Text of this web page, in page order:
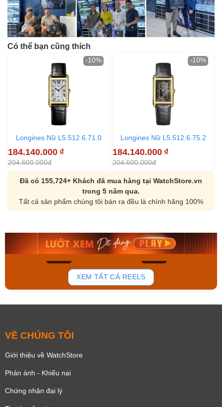
Có thể bạn cũng thích
Longines Nữ L5.512.6.71.0
184.140.000 ₫
204.600.000đ
-10%
Longines Nữ L5.512.6.75.2
184.140.000 ₫
204.600.000đ
-10%
Đã có 155,724+ Khách đã mua hàng tại WatchStore.vn
trong 5 năm qua.
Tất cả sản phẩm chúng tôi bán ra đều là chính hãng 100%
181
Orient Nam RA-
Mua ngay
Casio Nam MTS-
Mua ngay
XEM TẤT CẢ REELS
VỀ CHÚNG TÔI
Giới thiệu về WatchStore
Phản ánh - Khiếu nại
Chứng nhận đại lý